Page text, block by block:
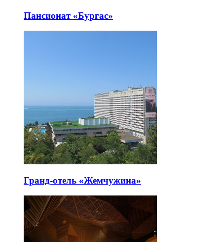
Пансионат «Бургас»
Гранд-отель «Жемчужина»